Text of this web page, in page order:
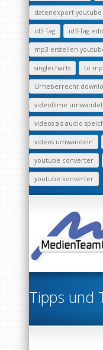
datenexport youtube
id3-Tag id3-Tag
mp3 erstellen
singlecharts to
Urheberrecht
videofilme
videos als audio
videos umwandeln
youtube converter
youtube konverter
Tipps und